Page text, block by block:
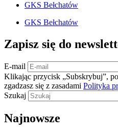
GKS Bełchatów
GKS Bełchatów
Zapisz się do
E-mail
Klikając przycisk „Subskrybuj”,
zgadzasz się z zasadami Polityka
Szukaj
Najnowsze